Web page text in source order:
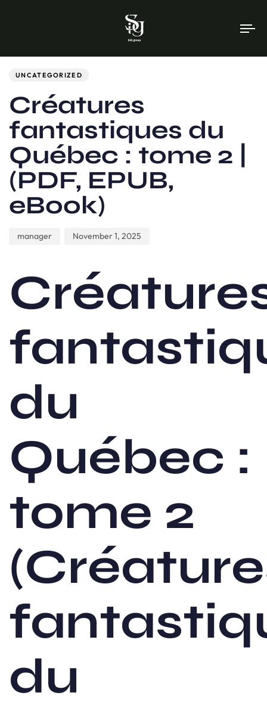
UNCATEGORIZED
Créatures
fantastiques du
Québec : tome 2 |
(PDF, EPUB,
eBook)
manager November 1, 2025
du
Québec :
tome 2
du